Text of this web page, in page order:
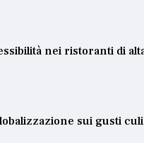
nei ristoranti di
sui gusti